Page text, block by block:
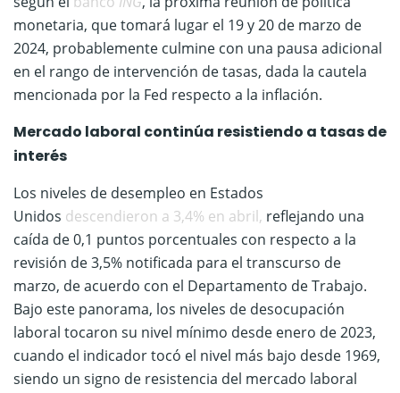
monetaria, que tomará lugar el 19 y 20 de marzo de
2024, probablemente culmine con una pausa adicional
en el rango de intervención de tasas, dada la cautela
mencionada por la Fed respecto a la inflación.
Mercado laboral continúa resistiendo a tasas de
interés
Los niveles de desempleo en Estados
Unidos descendieron a 3,4% en abril, reflejando una
caída de 0,1 puntos porcentuales con respecto a la
revisión de 3,5% notificada para el transcurso de
marzo, de acuerdo con el Departamento de Trabajo.
Bajo este panorama, los niveles de desocupación
laboral tocaron su nivel mínimo desde enero de 2023,
cuando el indicador tocó el nivel más bajo desde 1969,
siendo un signo de resistencia del mercado laboral